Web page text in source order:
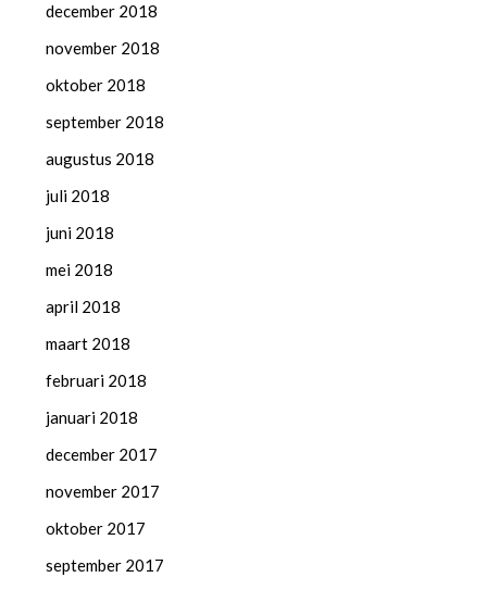
december 2018
november 2018
oktober 2018
september 2018
augustus 2018
juli 2018
juni 2018
mei 2018
april 2018
maart 2018
februari 2018
januari 2018
december 2017
november 2017
oktober 2017
september 2017